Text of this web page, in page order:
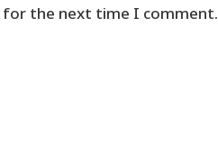
for the next time I comment.